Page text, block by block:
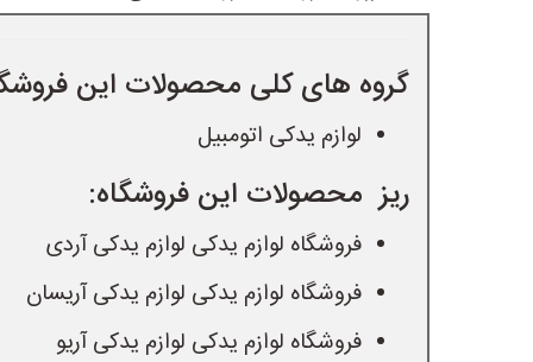
گروه های کلی محصولات این
لوازم یدکی اتومبیل
ریز  محصولات این فروشگاه:
فروشگاه لوازم یدکی لوازم یدکی آردی
فروشگاه لوازم یدکی لوازم یدکی آریسان
فروشگاه لوازم یدکی لوازم یدکی آریو